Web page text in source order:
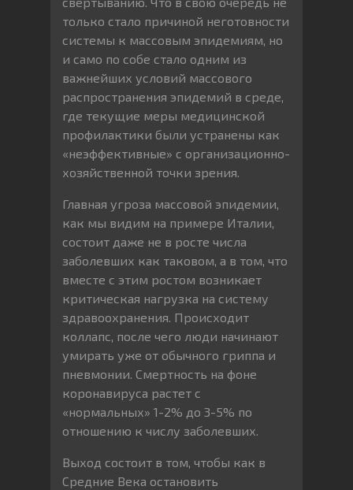
только стало причиной неготовности
системы к массовым эпидемиям, но
и само по собе стало одним из
важнейших условий массового
распространения эпидемий в среде,
где текущие меры медицинской
профилактики были устранены как
«неэффективные» с организационно-
хозяйственной точки зрения.
Главная угроза массовой эпидемии,
как мы видим на примере Италии,
состоит даже не в росте числа
заболевших как таковом, а в том, что
вместе с этим ростом возникает
критическая нагрузка на систему
здравоохранения. Происходит
коллапс, после чего люди начинают
умирать уже от обычного гриппа и
пневмонии. Смертность на фоне
коронавируса растет с
«нормальных» 1-2% до 3-5% по
отношению к числу заболевших.
Выход состоит в том, чтобы как в
Средние Века остановить